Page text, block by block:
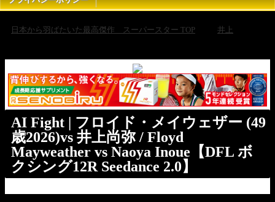
日本から羽ばたいた最高傑作 スーパースター TOP 井上
AI Fight | フロイド・メイウェザー (49
歳2026)vs 井上尚弥 / Floyd
Mayweather vs Naoya Inoue【DFL ボ
クシング12R Seedance 2.0】